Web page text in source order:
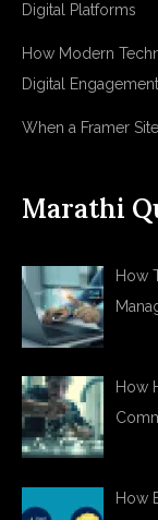
Digital Platforms
How Modern
Digital Engagement
When a Framer
Marathi
How
How
How